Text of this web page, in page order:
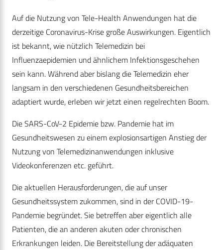
Auf die Nutzung von Tele-Health Anwendungen hat die
derzeitige Coronavirus-Krise große Auswirkungen. Eigentlich
ist bekannt, wie nützlich Telemedizin bei
Influenzaepidemien und ähnlichem Infektionsgeschehen
sein kann. Während aber bislang die Telemedizin eher
langsam in den verschiedenen Gesundheitsbereichen
adaptiert wurde, erleben wir jetzt einen regelrechten Boom.
Die SARS-CoV-2 Epidemie bzw. Pandemie hat im
Gesundheitswesen zu einem explosionsartigen Anstieg der
Nutzung von Telemedizinanwendungen inklusive
Videokonferenzen etc. geführt.
Die aktuellen Herausforderungen, die auf unser
Gesundheitssystem zukommen, sind in der COVID-19-
Pandemie begründet. Sie betreffen aber eigentlich alle
Patienten, die an anderen akuten oder chronischen
Erkrankungen leiden. Die Bereitstellung der adäquaten